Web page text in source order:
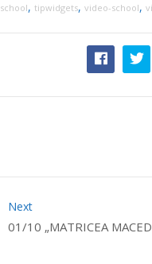
school, tipwidgets, video-school,
Next
01/10 „MATRICEA